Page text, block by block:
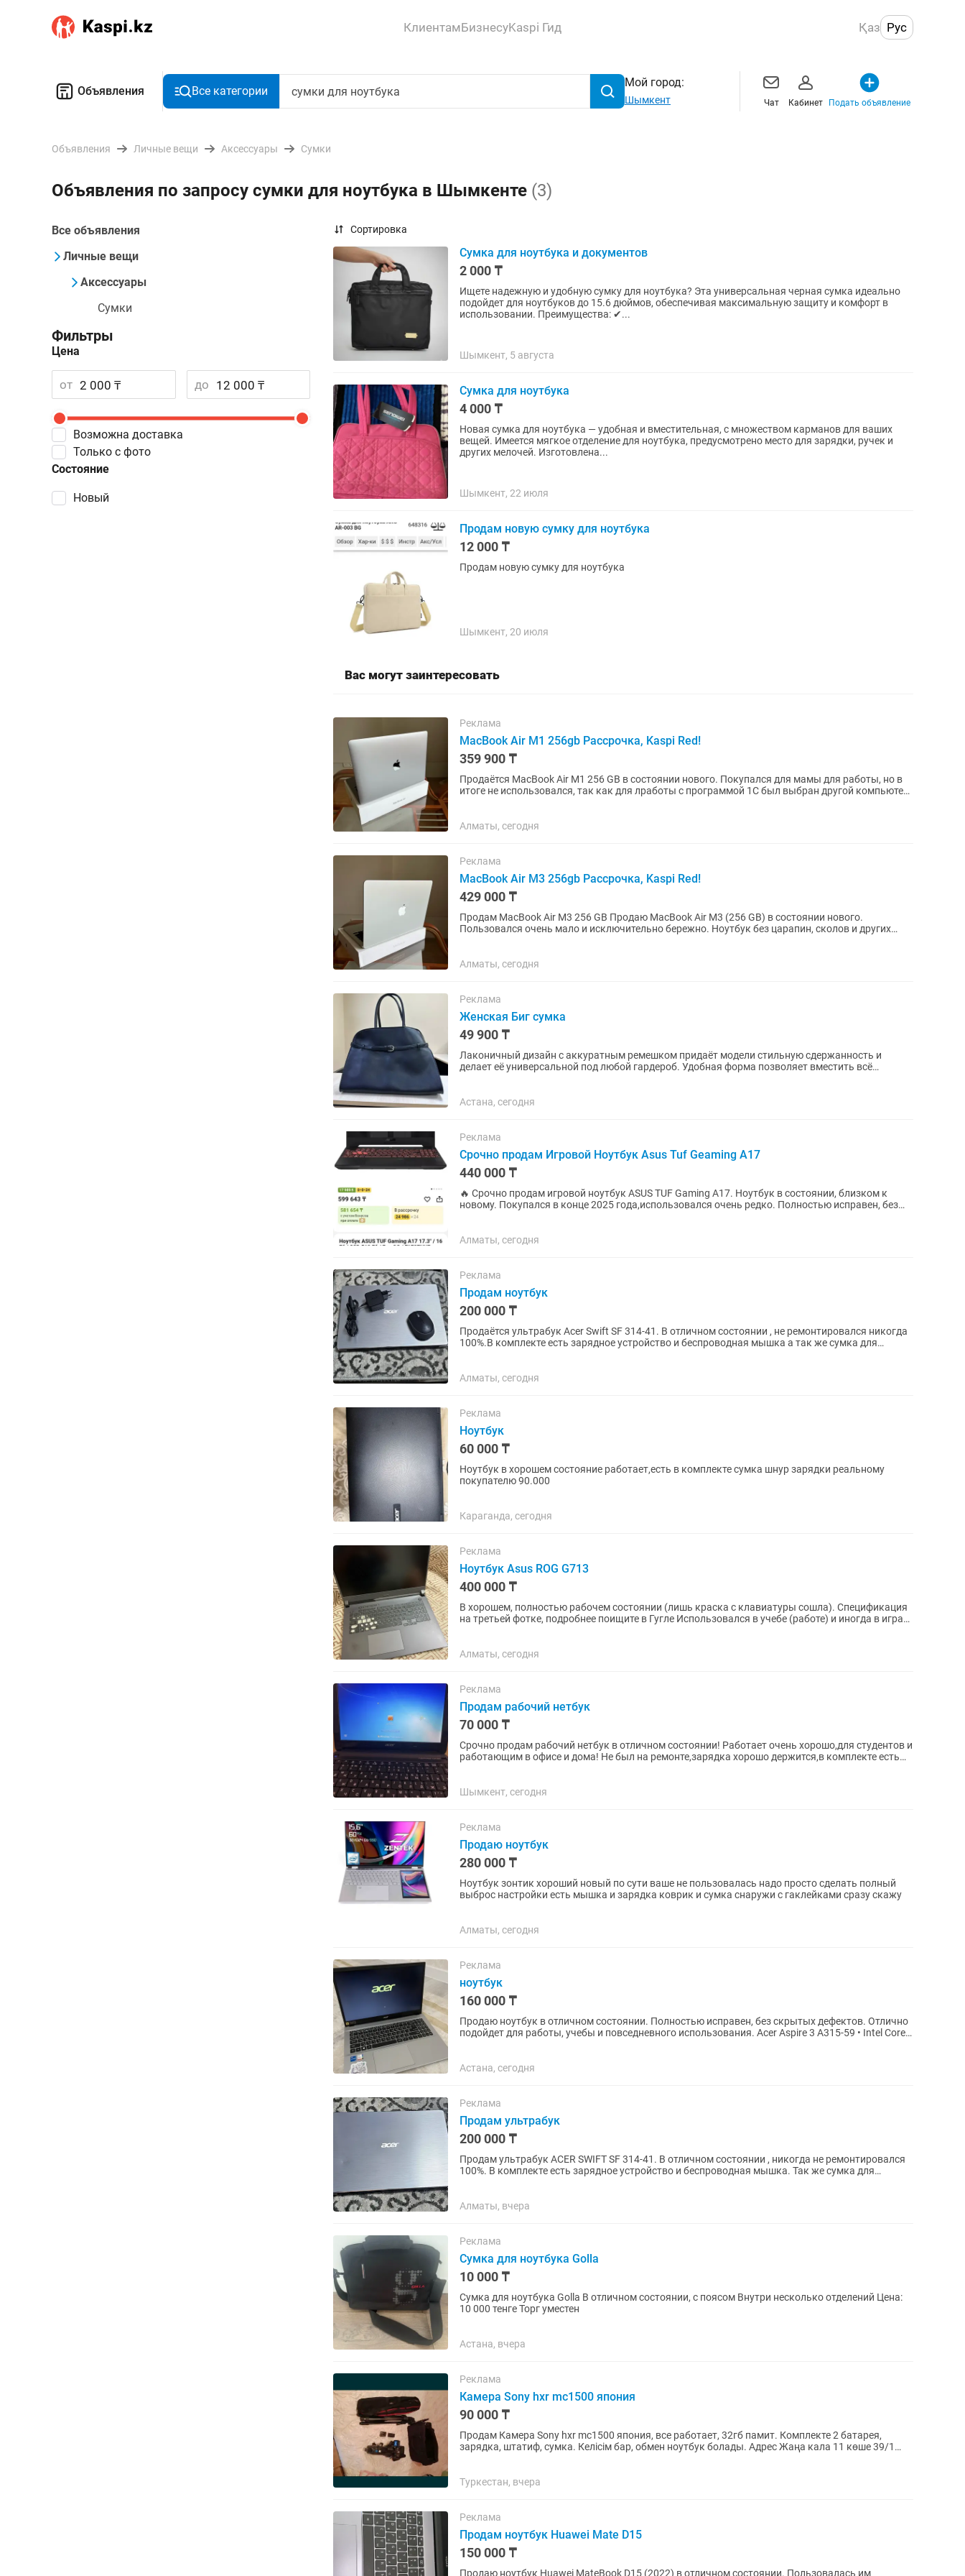
КлиентамБизнесуKaspi Гид Қаз Рус
Объявления Все категории
Мой город:
Шымкент Чат Кабинет Подать объявление
Объявления Личные вещи Аксессуары Сумки
Объявления по запросу сумки для ноутбука в Шымкенте (3)
Все объявления
Личные вещи
Аксессуары
Сумки
Фильтры
Цена
от до
Возможна доставка
Состояние
Новый
Только с фото
Сортировка
Сумка для ноутбука и документов
2 000 ₸
Ищете надежную и удобную сумку для ноутбука? Эта универсальная черная сумка идеально
подойдет для ноутбуков до 15.6 дюймов, обеспечивая максимальную защиту и комфорт в
использовании. Преимущества: ✔...
Шымкент, 5 августа
Сумка для ноутбука
4 000 ₸
Новая сумка для ноутбука — удобная и вместительная, с множеством карманов для ваших
вещей. Имеется мягкое отделение для ноутбука, предусмотрено место для зарядки, ручек и
других мелочей. Изготовлена...
Шымкент, 22 июля
Продам новую сумку для ноутбука
12 000 ₸
Продам новую сумку для ноутбука
Шымкент, 20 июля
Вас могут заинтересовать
Реклама
MacBook Air M1 256gb Рассрочка, Kaspi Red!
359 900 ₸
Продаётся MacBook Air M1 256 GB в состоянии нового. Покупался для мамы для работы, но в
итоге не использовался, так как для лработы с программой 1С был выбран другой компьютер.
Алматы, сегодня
Реклама
MacBook Air M3 256gb Рассрочка, Kaspi Red!
429 000 ₸
Продам MacBook Air M3 256 GB Продаю MacBook Air M3 (256 GB) в состоянии нового.
Пользовался очень мало и исключительно бережно. Ноутбук без царапин, сколов и других
Алматы, сегодня
Реклама
Женская Биг сумка
49 900 ₸
Лаконичный дизайн с аккуратным ремешком придаёт модели стильную сдержанность и
делает её универсальной под любой гардероб. Удобная форма позволяет вместить всё
Астана, сегодня
Реклама
Срочно продам Игровой Ноутбук Asus Tuf Geaming A17
440 000 ₸
🔥 Срочно продам игровой ноутбук ASUS TUF Gaming A17. Ноутбук в состоянии, близком к
новому. Покупался в конце 2025 года,использовался очень редко. Полностью исправен, без
Алматы, сегодня
Реклама
Продам ноутбук
200 000 ₸
Продаётся ультрабук Acer Swift SF 314-41. В отличном состоянии , не ремонтировался никогда
100%.В комплекте есть зарядное устройство и беспроводная мышка а так же сумка для
Алматы, сегодня
Реклама
Ноутбук
60 000 ₸
Ноутбук в хорошем состояние работает,есть в комплекте сумка шнур зарядки реальному
покупателю 90.000
Караганда, сегодня
Реклама
Ноутбук Asus ROG G713
400 000 ₸
В хорошем, полностью рабочем состоянии (лишь краска с клавиатуры сошла). Спецификация
на третьей фотке, подробнее поищите в Гугле Использовался в учебе (работе) и иногда в играх.
Алматы, сегодня
Реклама
Продам рабочий нетбук
70 000 ₸
Срочно продам рабочий нетбук в отличном состоянии! Работает очень хорошо,для студентов и
работающим в офисе и дома! Не был на ремонте,зарядка хорошо держится,в комплекте есть
Шымкент, сегодня
Реклама
Продаю ноутбук
280 000 ₸
Ноутбук зонтик хороший новый по сути ваше не пользовалась надо просто сделать полный
выброс настройки есть мышка и зарядка коврик и сумка снаружи с гаклейками сразу скажу
Алматы, сегодня
Реклама
ноутбук
160 000 ₸
Продаю ноутбук в отличном состоянии. Полностью исправен, без скрытых дефектов. Отлично
подойдет для работы, учебы и повседневного использования. Acer Aspire 3 A315-59 • Intel Core
Астана, сегодня
Реклама
Продам ультрабук
200 000 ₸
Продам ультрабук ACER SWIFT SF 314-41. В отличном состоянии , никогда не ремонтировался
100%. В комплекте есть зарядное устройство и беспроводная мышка. Так же сумка для
Алматы, вчера
Реклама
Сумка для ноутбука Golla
10 000 ₸
Сумка для ноутбука Golla В отличном состоянии, с поясом Внутри несколько отделений Цена:
10 000 тенге Торг уместен
Астана, вчера
Реклама
Камера Sony hxr mc1500 япония
90 000 ₸
Продам Камера Sony hxr mc1500 япония, все работает, 32гб памит. Комплекте 2 батарея,
зарядка, штатиф, сумка. Келісім бар, обмен ноутбук болады. Адрес Жаңа кала 11 көше 39/1
Туркестан, вчера
Реклама
Продам ноутбук Huawei Mate D15
150 000 ₸
Продаю ноутбук Huawei MateBook D15 (2022) в отличном состоянии. Пользовалась им